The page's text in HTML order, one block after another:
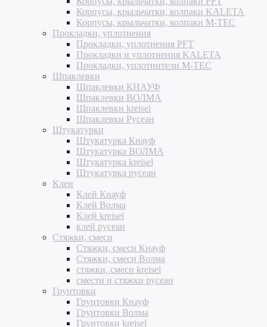
Корпусы, крыльчатки, колпаки KALETA
Корпусы, крыльчатки, колпаки M-TEC
Прокладки, уплотнения
Прокладки, уплотнения PFT
Прокладки и уплотнения KALETA
Прокладки, уплотнители M-TEC
Шпаклевки
Шпаклевки КНАУФ
Шпаклевки ВОЛМА
Шпаклевки kreisel
Шпаклевки Русеан
Штукатурки
Штукатурка Кнауф
Штукатурка ВОЛМА
Штукатурка kreisel
Штукатурка русеан
Клеи
Клей Кнауф
Клей Волма
Клей kreisel
клей русеан
Стяжки, смеси
Стяжки, смеси Кнауф
Стяжки, смеси Волма
стяжки, смеси kreisel
смести и стяжки русеан
Грунтовки
Грунтовки Кнауф
Грунтовки Волма
Грунтовки kreisel